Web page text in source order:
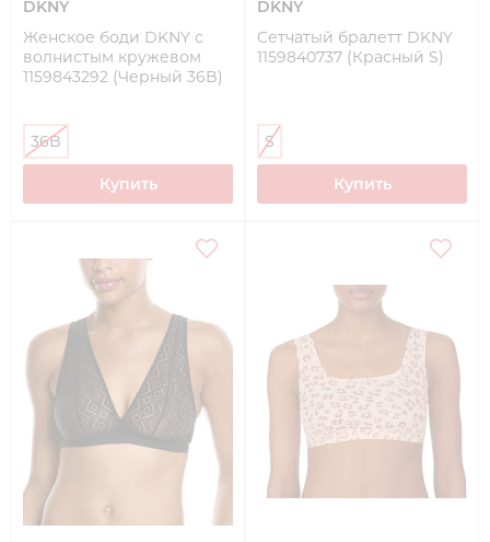
DKNY
Женское боди DKNY с
волнистым кружевом
1159843292 (Черный 36B)
36B
Купить
DKNY
Сетчатый бралетт DKNY
1159840737 (Красный S)
S
Купить